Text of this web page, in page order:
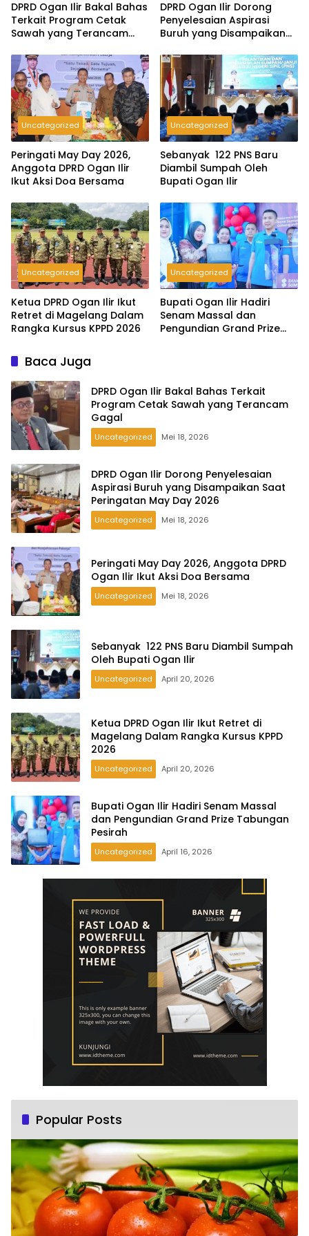
DPRD Ogan Ilir Bakal Bahas
Terkait Program Cetak
Sawah yang Terancam
DPRD Ogan Ilir Dorong
Penyelesaian Aspirasi
Buruh yang Disampaikan
2026
Uncategorized
Peringati May Day 2026,
Anggota DPRD Ogan Ilir
Ikut Aksi Doa Bersama
Uncategorized
Sebanyak 122 PNS Baru
Diambil Sumpah Oleh
Bupati Ogan Ilir
Uncategorized
Ketua DPRD Ogan Ilir Ikut
Retret di Magelang Dalam
Rangka Kursus KPPD 2026
Uncategorized
Bupati Ogan Ilir Hadiri
Senam Massal dan
Pengundian Grand Prize
Baca Juga
DPRD Ogan Ilir Bakal Bahas Terkait
Program Cetak Sawah yang Terancam
Gagal
Uncategorized Mei 18, 2026
DPRD Ogan Ilir Dorong Penyelesaian
Aspirasi Buruh yang Disampaikan Saat
Peringatan May Day 2026
Uncategorized Mei 18, 2026
Peringati May Day 2026, Anggota DPRD
Ogan Ilir Ikut Aksi Doa Bersama
Uncategorized Mei 18, 2026
Sebanyak 122 PNS Baru Diambil Sumpah
Oleh Bupati Ogan Ilir
Uncategorized April 20, 2026
Ketua DPRD Ogan Ilir Ikut Retret di
Magelang Dalam Rangka Kursus KPPD
2026
Uncategorized April 20, 2026
Bupati Ogan Ilir Hadiri Senam Massal
dan Pengundian Grand Prize Tabungan
Pesirah
Uncategorized April 16, 2026
Popular Posts